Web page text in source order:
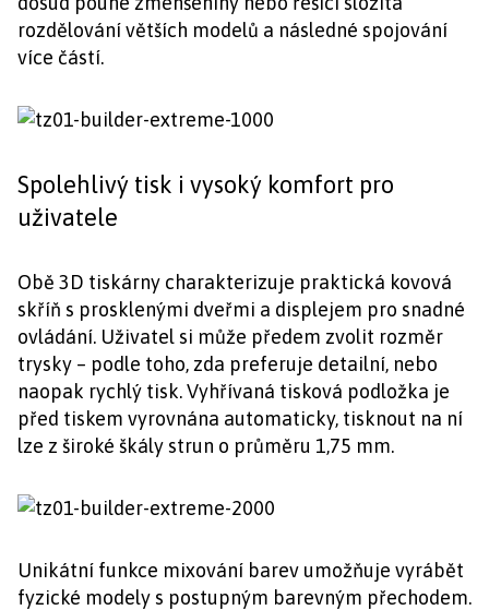
rozdělování větších modelů a následné spojování
více částí.
Spolehlivý tisk i vysoký komfort pro
uživatele
Obě 3D tiskárny charakterizuje praktická kovová
skříň s prosklenými dveřmi a displejem pro snadné
ovládání. Uživatel si může předem zvolit rozměr
trysky – podle toho, zda preferuje detailní, nebo
naopak rychlý tisk. Vyhřívaná tisková podložka je
před tiskem vyrovnána automaticky, tisknout na ní
lze z široké škály strun o průměru 1,75 mm.
Unikátní funkce mixování barev umožňuje vyrábět
fyzické modely s postupným barevným přechodem.